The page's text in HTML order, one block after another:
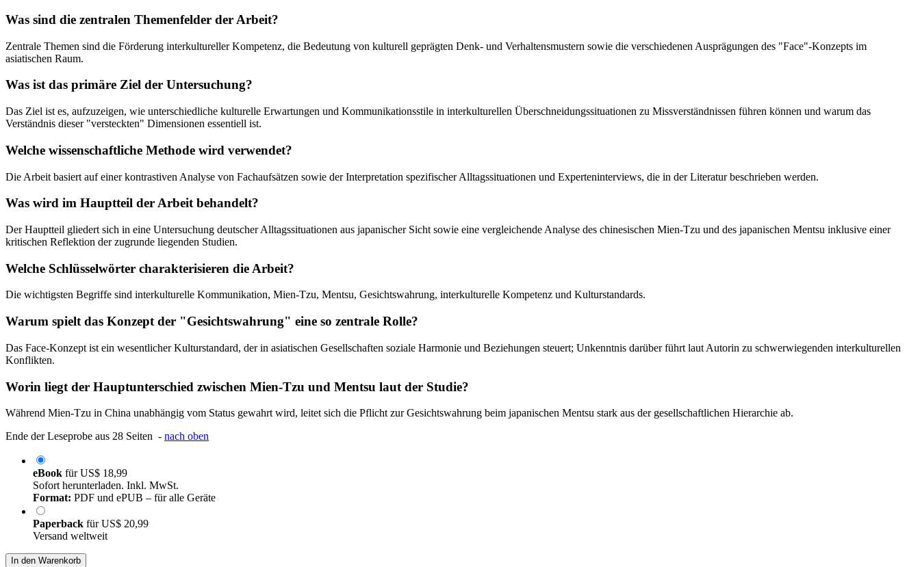
Was sind die zentralen Themenfelder der Arbeit?
Zentrale Themen sind die Förderung interkultureller Kompetenz, die Bedeutung von kulturell geprägten Denk- und Verhaltensmustern sowie die verschiedenen Ausprägungen des "Face"-Konzepts im
asiatischen Raum.
Was ist das primäre Ziel der Untersuchung?
Das Ziel ist es, aufzuzeigen, wie unterschiedliche kulturelle Erwartungen und Kommunikationsstile in interkulturellen Überschneidungssituationen zu Missverständnissen führen können und warum das
Verständnis dieser "versteckten" Dimensionen essentiell ist.
Welche wissenschaftliche Methode wird verwendet?
Die Arbeit basiert auf einer kontrastiven Analyse von Fachaufsätzen sowie der Interpretation spezifischer Alltagssituationen und Experteninterviews, die in der Literatur beschrieben werden.
Was wird im Hauptteil der Arbeit behandelt?
Der Hauptteil gliedert sich in eine Untersuchung deutscher Alltagssituationen aus japanischer Sicht sowie eine vergleichende Analyse des chinesischen Mien-Tzu und des japanischen Mentsu inklusive einer
kritischen Reflektion der zugrunde liegenden Studien.
Welche Schlüsselwörter charakterisieren die Arbeit?
Die wichtigsten Begriffe sind interkulturelle Kommunikation, Mien-Tzu, Mentsu, Gesichtswahrung, interkulturelle Kompetenz und Kulturstandards.
Warum spielt das Konzept der "Gesichtswahrung" eine so zentrale Rolle?
Das Face-Konzept ist ein wesentlicher Kulturstandard, der in asiatischen Gesellschaften soziale Harmonie und Beziehungen steuert; Unkenntnis darüber führt laut Autorin zu schwerwiegenden interkulturellen
Konflikten.
Worin liegt der Hauptunterschied zwischen Mien-Tzu und Mentsu laut der Studie?
Während Mien-Tzu in China unabhängig vom Status gewahrt wird, leitet sich die Pflicht zur Gesichtswahrung beim japanischen Mentsu stark aus der gesellschaftlichen Hierarchie ab.
Ende der Leseprobe aus 28 Seiten - nach oben
eBook fürUS$ 18,99
Sofort herunterladen. Inkl. MwSt.
Format: PDF und ePUB – für alle Geräte
Paperback fürUS$ 20,99
Versand weltweit
In den Warenkorb